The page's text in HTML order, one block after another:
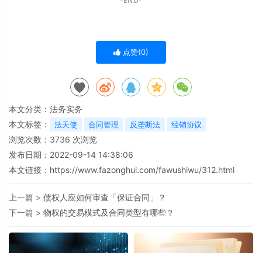
点赞(0)
本文分类： 法务实务
本文标签：
法天使 合同管理 反垄断法 经销协议
浏览次数： 3736 次浏览
发布日期：2022-09-14 14:38:06
本文链接： https://www.fazonghui.com/fawushiwu/312.html
上一篇 > 债权人应如何审查「保证合同」？
下一篇 > 物权的交易模式及合同类型有哪些？